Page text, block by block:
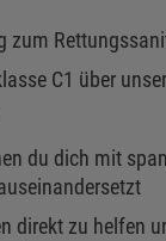
zum
C1 über
du dich mit
direkt zu helfen